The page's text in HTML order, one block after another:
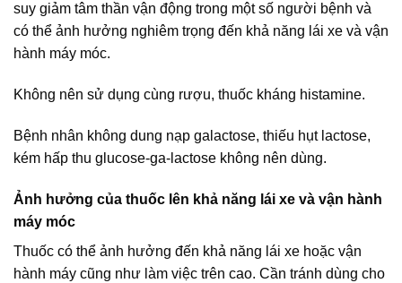
suy giảm tâm thần vận động trong một số người bệnh và
có thể ảnh hưởng nghiêm trọng đến khả năng lái xe và vận
hành máy móc.
Không nên sử dụng cùng rượu, thuốc kháng histamine.
Bệnh nhân không dung nạp galactose, thiếu hụt lactose,
kém hấp thu glucose-ga-lactose không nên dùng.
Ảnh hưởng của thuốc lên khả năng lái xe và vận hành
máy móc
Thuốc có thể ảnh hưởng đến khả năng lái xe hoặc vận
hành máy cũng như làm việc trên cao. Cần tránh dùng cho